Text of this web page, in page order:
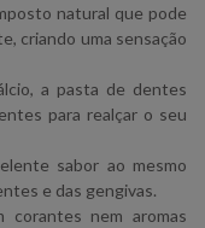
natural que pode
criando uma sensação
a pasta de dentes
para realçar o seu
sabor ao mesmo
e das gengivas.
corantes nem aromas